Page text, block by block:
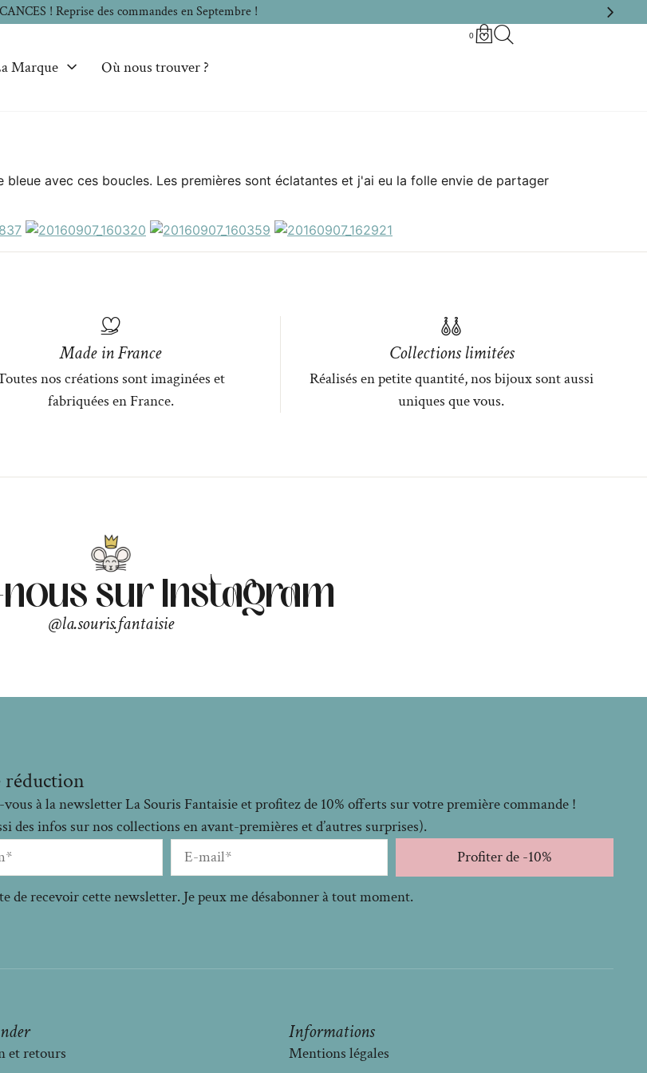
! Reprise des commandes en Septembre !
Marque Où nous trouver ?
0
avec ces boucles. Les premières sont éclatantes et j'ai eu la folle envie de partager
Made in France
nos créations sont imaginées et
fabriquées en France.
Collections limitées
Réalisés en petite quantité, nos bijoux sont aussi
uniques que vous.
sur Instagram
@la.souris.fantaisie
réduction
à la newsletter La Souris Fantaisie et profitez de 10% offerts sur votre première commande !
des infos sur nos collections en avant-premières et d’autres surprises).
de recevoir cette newsletter. Je peux me désabonner à tout moment.
Profiter de -10%
et retours
Informations
Mentions légales